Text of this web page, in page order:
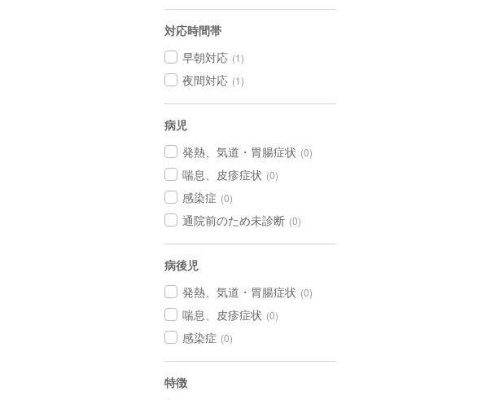
対応時間帯
早朝対応 (1)
夜間対応 (1)
病児
発熱、気道・胃腸症状 (0)
喘息、皮疹症状 (0)
感染症 (0)
通院前のため未診断 (0)
病後児
発熱、気道・胃腸症状 (0)
喘息、皮疹症状 (0)
感染症 (0)
特徴